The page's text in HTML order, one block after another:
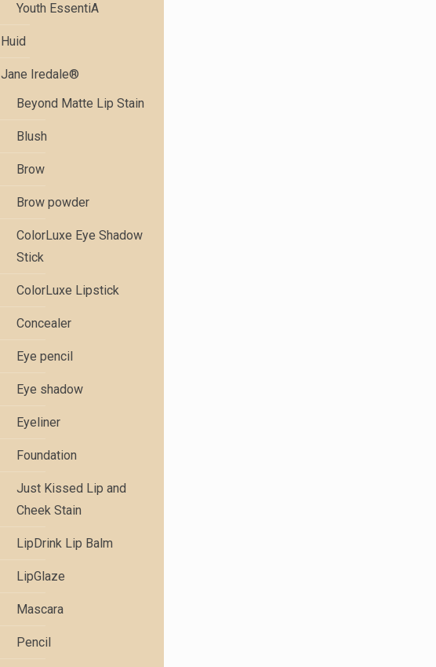
Youth EssentiA
Huid
Jane Iredale®
Beyond Matte Lip Stain
Blush
Brow
Brow powder
ColorLuxe Eye Shadow
Stick
ColorLuxe Lipstick
Concealer
Eye pencil
Eye shadow
Eyeliner
Foundation
Just Kissed Lip and
Cheek Stain
LipDrink Lip Balm
LipGlaze
Mascara
Pencil